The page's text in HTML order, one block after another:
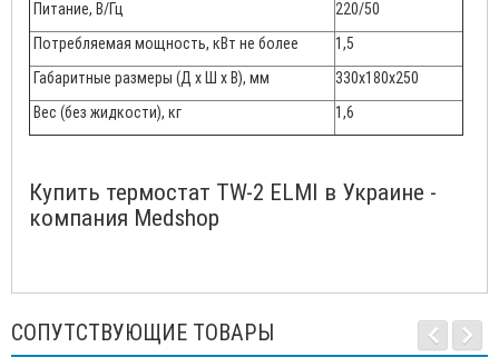
Питание, В/Гц
220/50
Потребляемая мощность, кВт не более
1,5
Габаритные размеры (Д х Ш х В), мм
330х180х250
Вес (без жидкости), кг
1,6
Купить термостат TW-2 ELMI в Украине -
компания Medshop
СОПУТСТВУЮЩИЕ ТОВАРЫ